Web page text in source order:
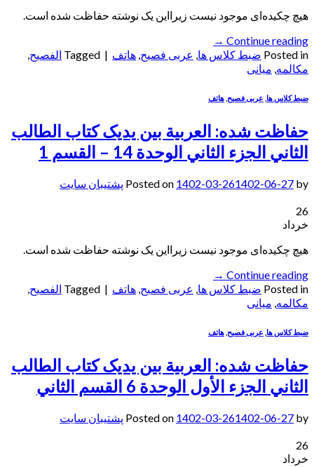
هیچ چکیده‌ای موجود نیست زیرا‌این یک نوشته حفاظت شده است.
Continue reading
→
Posted in ضبط کلاس ها, عربی فصیح, هاتف |
Tagged الفصيح,
مکالمه, میانی
ضبط کلاس ها عربی فصیح هاتف
حفاظت شده: العربیة بین یدیک کتاب الطالب
الثاني الجزء الثاني الوحدة 14 – القسم 1
Posted on 1402-03-261402-06-27 by پشتیبان سایت
26
خرداد
هیچ چکیده‌ای موجود نیست زیرا‌این یک نوشته حفاظت شده است.
Continue reading
→
Posted in ضبط کلاس ها, عربی فصیح, هاتف |
Tagged الفصيح,
مکالمه, میانی
ضبط کلاس ها عربی فصیح هاتف
حفاظت شده: العربیة بین یدیک کتاب الطالب
الثاني الجزء الأول الوحدة 6 القسم الثاني
Posted on 1402-03-261402-06-27 by پشتیبان سایت
26
خرداد